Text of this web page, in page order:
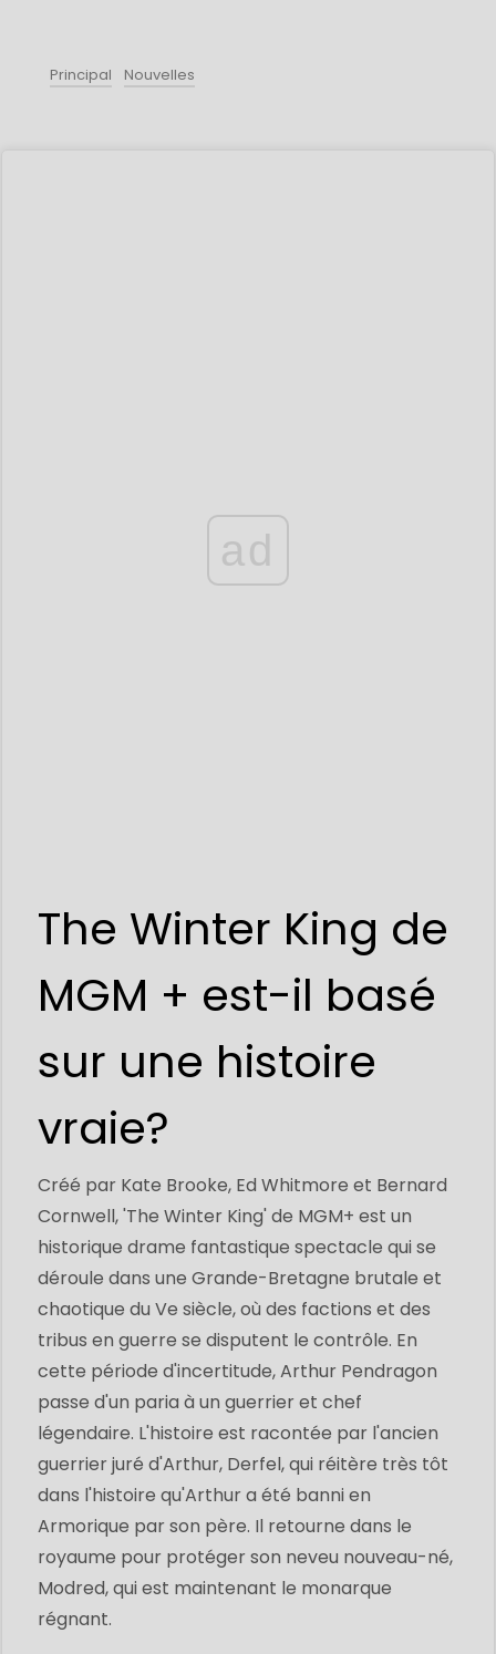
Principal Nouvelles
ad
The Winter King de
MGM + est-il basé
sur une histoire
vraie?
Créé par Kate Brooke, Ed Whitmore et Bernard
Cornwell, 'The Winter King' de MGM+ est un
historique drame fantastique spectacle qui se
déroule dans une Grande-Bretagne brutale et
chaotique du Ve siècle, où des factions et des
tribus en guerre se disputent le contrôle. En
cette période d'incertitude, Arthur Pendragon
passe d'un paria à un guerrier et chef
légendaire. L'histoire est racontée par l'ancien
guerrier juré d'Arthur, Derfel, qui réitère très tôt
dans l'histoire qu'Arthur a été banni en
Armorique par son père. Il retourne dans le
royaume pour protéger son neveu nouveau-né,
Modred, qui est maintenant le monarque
régnant.